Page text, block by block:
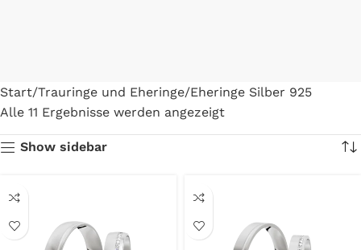
Start Trauringe und Eheringe Eheringe Silber 925
Alle 11 Ergebnisse werden angezeigt
Show sidebar